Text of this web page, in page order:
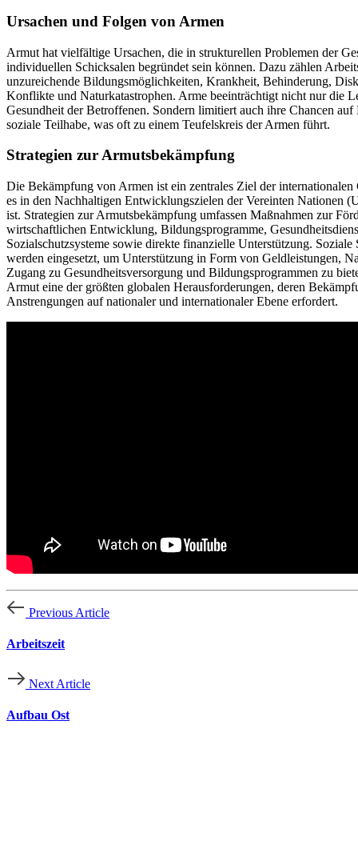
Ursachen und Folgen von Armen
Armut hat vielfältige Ursachen, die in strukturellen Problemen der
individuellen Schicksalen begründet sein können. Dazu zählen
unzureichende Bildungsmöglichkeiten, Krankheit, Behinderung,
Konflikte und Naturkatastrophen. Arme beeinträchtigt nicht nur die
Gesundheit der Betroffenen. Sondern limitiert auch ihre Chancen
soziale Teilhabe, was oft zu einem Teufelskreis der Armen führt.
Strategien zur Armutsbekämpfung
Die Bekämpfung von Armen ist ein zentrales Ziel der internationalen
es in den Nachhaltigen Entwicklungszielen der Vereinten Nationen
ist. Strategien zur Armutsbekämpfung umfassen Maßnahmen zur
wirtschaftlichen Entwicklung, Bildungsprogramme,
Sozialschutzsysteme sowie direkte finanzielle Unterstützung. Soziale
werden eingesetzt, um Unterstützung in Form von Geldleistungen,
Zugang zu Gesundheitsversorgung und Bildungsprogrammen zu
Armut eine der größten globalen Herausforderungen, deren
Anstrengungen auf nationaler und internationaler Ebene erfordert.
Previous Article
Arbeitszeit
Next Article
Aufbau Ost